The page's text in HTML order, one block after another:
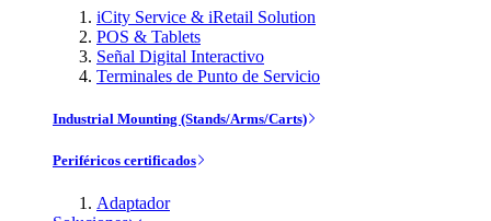
iCity Service & iRetail Solution
POS & Tablets
Señal Digital Interactivo
Terminales de Punto de Servicio
Industrial Mounting (Stands/Arms/Carts)
Periféricos certificados
Adaptador